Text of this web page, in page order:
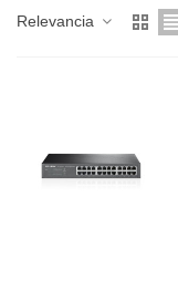
Relevancia